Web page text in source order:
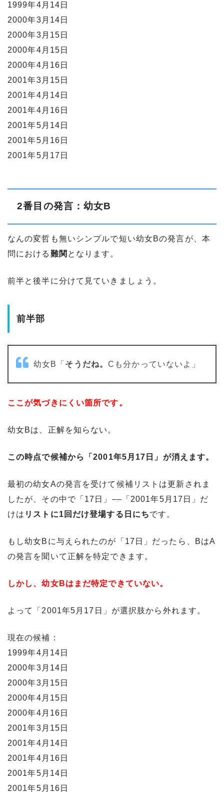
1999年4月14日
2000年3月14日
2000年3月15日
2000年4月15日
2000年4月16日
2001年3月15日
2001年4月14日
2001年4月16日
2001年5月14日
2001年5月16日
2001年5月17日
2番目の発言：幼女B
なんの変哲も無いシンプルで短い幼女Bの発言が、本
問における 難関 となります。
前半と後半に分けて見ていきましょう。
前半部
幼女B「 そうだね。Cも分かっていないよ」
ここが気づきにくい箇所です。
幼女Bは、正解を知らない。
この時点で候補から「2001年5月17日」が消えます。
最初の幼女Aの発言を受けて候補リストは更新されま
したが、その中で「17日」––「2001年5月17日」だ
けは リストに1回だけ登場する日にちです。
もし幼女Bに与えられたのが「17日」だったら、BはA
の発言を聞いて正解を特定できます。
しかし、幼女Bはまだ特定できていない。
よって「2001年5月17日」が選択肢から外れます。
現在の候補：
1999年4月14日
2000年3月14日
2000年3月15日
2000年4月15日
2000年4月16日
2001年3月15日
2001年4月14日
2001年4月16日
2001年5月14日
2001年5月16日